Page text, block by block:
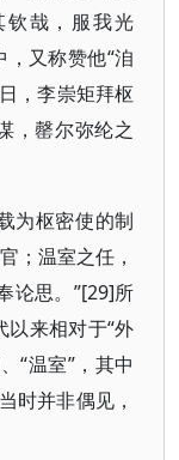
哉，服我光
又称赞他“洎
，李崇矩拜枢
，罄尔弥纶之
为枢密使的制
；温室之任，
论思。”[29]所
以来相对于“外
“温室”，其中
时并非偶见，